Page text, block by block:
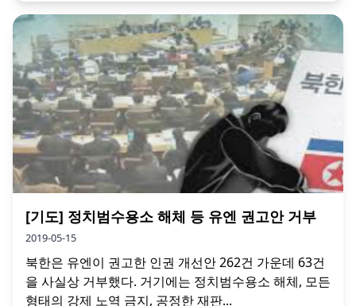
[기도] 정치범수용소 해체 등 유엔 권고안 거부
2019-05-15
북한은 유엔이 권고한 인권 개선안 262건 가운데 63건
을 사실상 거부했다. 거기에는 정치범수용소 해체, 모든
형태의 강제 노역 금지, 공정한 재판...